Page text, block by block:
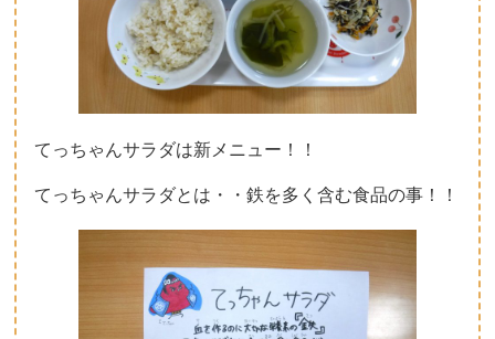
てっちゃんサラダは新メニュー！！
てっちゃんサラダとは・・鉄を多く含む食品の事！！